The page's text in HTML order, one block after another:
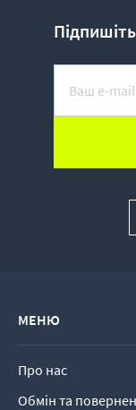
МЕНЮ
Про нас
Обмін та